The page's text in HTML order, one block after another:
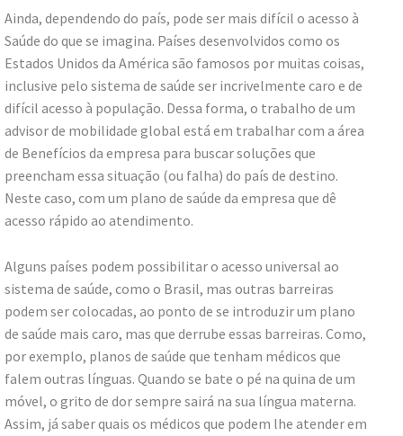
Ainda, dependendo do país, pode ser mais difícil o acesso à
Saúde do que se imagina. Países desenvolvidos como os
Estados Unidos da América são famosos por muitas coisas,
inclusive pelo sistema de saúde ser incrivelmente caro e de
difícil acesso à população. Dessa forma, o trabalho de um
advisor de mobilidade global está em trabalhar com a área
de Benefícios da empresa para buscar soluções que
preencham essa situação (ou falha) do país de destino.
Neste caso, com um plano de saúde da empresa que dê
acesso rápido ao atendimento.
Alguns países podem possibilitar o acesso universal ao
sistema de saúde, como o Brasil, mas outras barreiras
podem ser colocadas, ao ponto de se introduzir um plano
de saúde mais caro, mas que derrube essas barreiras. Como,
por exemplo, planos de saúde que tenham médicos que
falem outras línguas. Quando se bate o pé na quina de um
móvel, o grito de dor sempre sairá na sua língua materna.
Assim, já saber quais os médicos que podem lhe atender em